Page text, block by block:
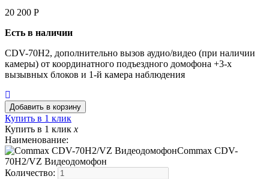
20 200 Р
Есть в наличии
CDV-70H2, дополнительно вызов аудио/видео (при наличии
камеры) от координатного подъездного домофона +3-х
вызывных блоков и 1-й камера наблюдения
Купить в 1 клик
Купить в 1 клик x
Наименование:
Commax CDV-
70H2/VZ Видеодомофон
Количество: